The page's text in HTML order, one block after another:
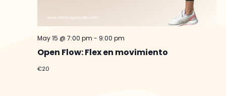
May 15 @ 7:00 pm - 9:00 pm
Open Flow: Flex en movimiento
€20